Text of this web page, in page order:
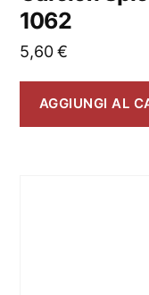
1062
5,60€
AGGIUNGI AL